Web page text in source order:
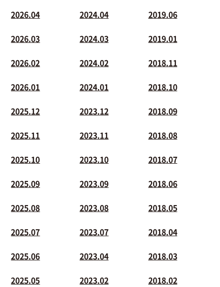
2026.04
2026.03
2026.02
2026.01
2025.12
2025.11
2025.10
2025.09
2025.08
2025.07
2025.06
2025.05
2024.04
2024.03
2024.02
2024.01
2023.12
2023.11
2023.10
2023.09
2023.08
2023.07
2023.04
2023.02
2019.06
2019.01
2018.11
2018.10
2018.09
2018.08
2018.07
2018.06
2018.05
2018.04
2018.03
2018.02